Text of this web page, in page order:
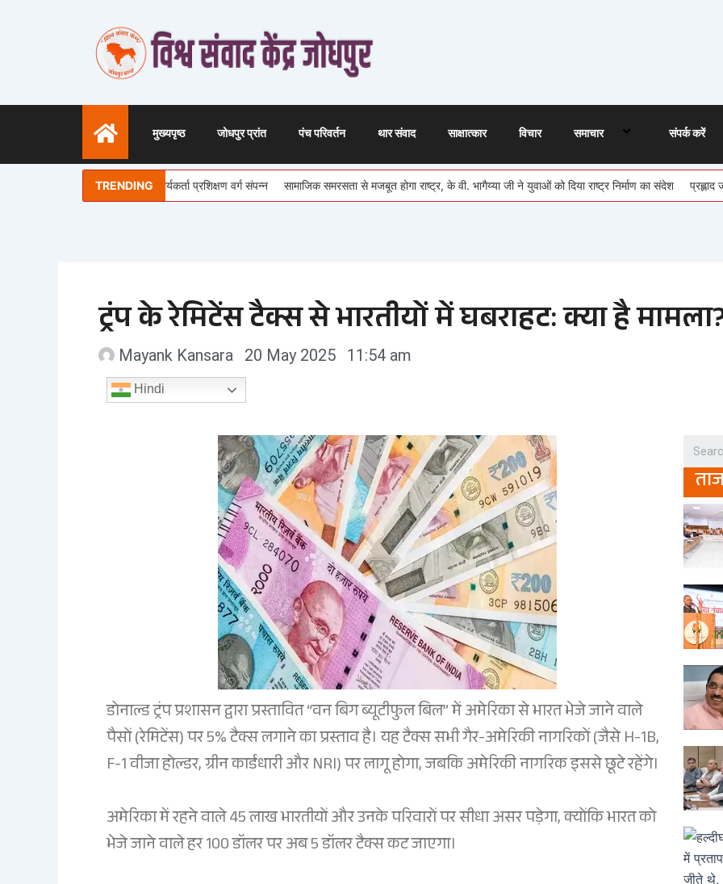
मुख्यपृष्ठ जोधपुर प्रांत पंच परिवर्तन थार संवाद साक्षात्कार विचार समाचार संपर्क करें
TRENDING
संस्थान का जोधपुर प्रांत का कार्यकर्ता प्रशिक्षण वर्ग संपन्न सामाजिक समरसता से मजबूत होगा राष्ट्र, के वी. भागैय्या जी ने युवाओं को दिया राष्ट्र निर्माण का संदेश प्रह्लाद जोशी
ट्रंप के रेमिटेंस टैक्स से भारतीयों में घबराहट: क्या है
Mayank Kansara 20 May 2025 11:54 am
Hindi
डोनाल्ड ट्रंप प्रशासन द्वारा प्रस्तावित “वन बिग ब्यूटीफुल बिल” में अमेरिका से भारत भेजे जाने वाले
पैसों (रेमिटेंस) पर 5% टैक्स लगाने का प्रस्ताव है। यह टैक्स सभी गैर-अमेरिकी नागरिकों (जैसे H-1B,
F-1 वीजा होल्डर, ग्रीन कार्डधारी और NRI) पर लागू होगा, जबकि अमेरिकी नागरिक इससे छूटे रहेंगे।
अमेरिका में रहने वाले 45 लाख भारतीयों और उनके परिवारों पर सीधा असर पड़ेगा, क्योंकि भारत को
भेजे जाने वाले हर 100 डॉलर पर अब 5 डॉलर टैक्स कट जाएगा।